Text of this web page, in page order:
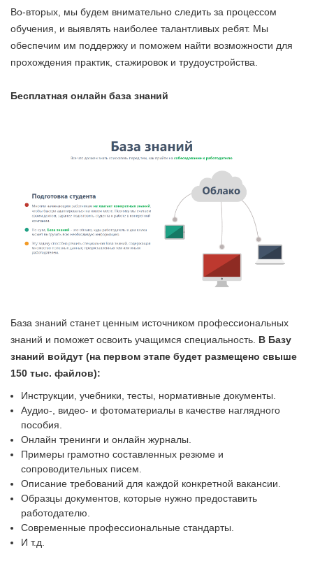
Во-вторых, мы будем внимательно следить за процессом
обучения, и выявлять наиболее талантливых ребят. Мы
обеспечим им поддержку и поможем найти возможности для
прохождения практик, стажировок и трудоустройства.
Бесплатная онлайн база знаний
База знаний станет ценным источником профессиональных
знаний и поможет освоить учащимся специальность. В Базу
знаний войдут (на первом этапе будет размещено свыше
150 тыс. файлов):
Инструкции, учебники, тесты, нормативные документы.
Аудио-, видео- и фотоматериалы в качестве наглядного
пособия.
Онлайн тренинги и онлайн журналы.
Примеры грамотно составленных резюме и
сопроводительных писем.
Описание требований для каждой конкретной вакансии.
Образцы документов, которые нужно предоставить
работодателю.
Современные профессиональные стандарты.
И т.д.